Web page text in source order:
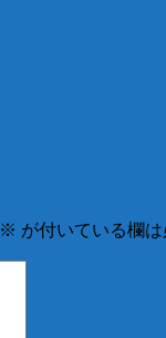
※ が付いている欄